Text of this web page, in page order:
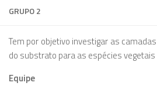
GRUPO 2
Tem por objetivo investigar as
do substrato para as espécies
Equipe